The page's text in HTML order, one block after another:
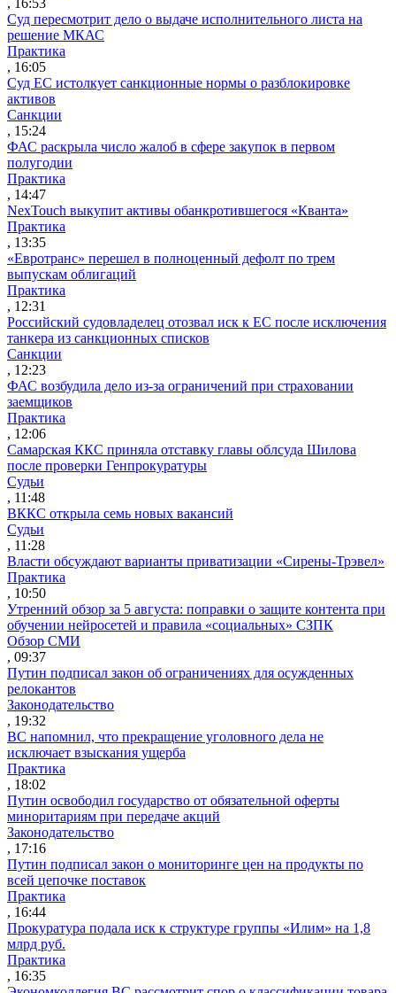
Суд пересмотрит дело о выдаче исполнительного листа на
решение МКАС
Практика
, 16:05
Суд ЕС истолкует санкционные нормы о разблокировке
активов
Санкции
, 15:24
ФАС раскрыла число жалоб в сфере закупок в первом
полугодии
Практика
, 14:47
NexTouch выкупит активы обанкротившегося «Кванта»
Практика
, 13:35
«Евротранс» перешел в полноценный дефолт по трем
выпускам облигаций
Практика
, 12:31
Российский судовладелец отозвал иск к ЕС после исключения
танкера из санкционных списков
Санкции
, 12:23
ФАС возбудила дело из-за ограничений при страховании
заемщиков
Практика
, 12:06
Самарская ККС приняла отставку главы облсуда Шилова
после проверки Генпрокуратуры
Судьи
, 11:48
ВККС открыла семь новых вакансий
Судьи
, 11:28
Власти обсуждают варианты приватизации «Сирены-Трэвел»
Практика
, 10:50
Утренний обзор за 5 августа: поправки о защите контента при
обучении нейросетей и правила «социальных» СЗПК
Обзор СМИ
, 09:37
Путин подписал закон об ограничениях для осужденных
релокантов
Законодательство
, 19:32
ВС напомнил, что прекращение уголовного дела не
исключает взыскания ущерба
Практика
, 18:02
Путин освободил государство от обязательной оферты
миноритариям при передаче акций
Законодательство
, 17:16
Путин подписал закон о мониторинге цен на продукты по
всей цепочке поставок
Практика
, 16:44
Прокуратура подала иск к структуре группы «Илим» на 1,8
млрд руб.
Практика
, 16:35